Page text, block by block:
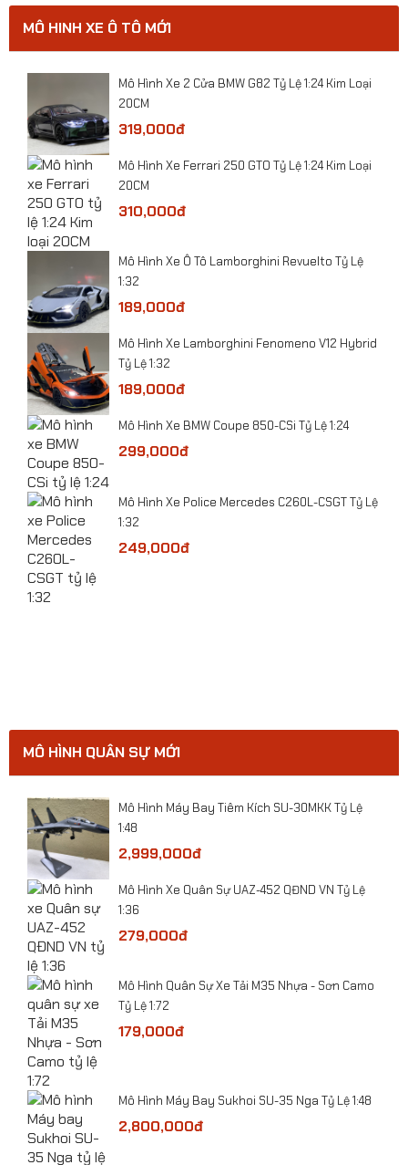
1:200
​Mô hình Máy bay Beriev A-50U Mainstay tỷ lệ
1:200
​Mô hình Máy bay Beriev A-50U Mainstay tỷ lệ
1:200
MÔ HINH XE Ô TÔ MỚI
​Mô Hình Xe 2 Cửa BMW G82 Tỷ Lệ 1:24 Kim Loại
20CM
319,000đ
​Mô Hình Xe Ferrari 250 GTO Tỷ Lệ 1:24 Kim Loại
20CM
310,000đ
​Mô Hình Xe Ô Tô Lamborghini Revuelto Tỷ Lệ
1:32
189,000đ
Mô Hình Xe Lamborghini Fenomeno V12 Hybrid
Tỷ Lệ 1:32
189,000đ
Mô Hình Xe BMW Coupe 850-CSi Tỷ Lệ 1:24
299,000đ
​Mô Hình Xe Police Mercedes C260L-CSGT Tỷ Lệ
1:32
249,000đ
MÔ HÌNH QUÂN SỰ MỚI
Mô Hình Máy Bay Tiêm Kích SU-30MKK Tỷ Lệ
1:48
2,999,000đ
Mô Hình Xe Quân Sự UAZ-452 QĐND VN Tỷ Lệ
1:36
279,000đ
​Mô Hình Quân Sự Xe Tải M35 Nhựa - Sơn Camo
Tỷ Lệ 1:72
179,000đ
Mô Hình Máy Bay Sukhoi SU-35 Nga Tỷ Lệ 1:48
2,800,000đ